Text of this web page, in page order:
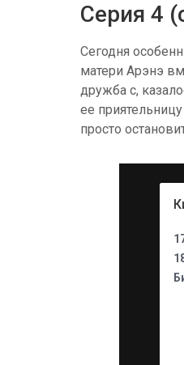
Серия 4
Сегодня
матери Арэнэ
дружба с,
ее
просто